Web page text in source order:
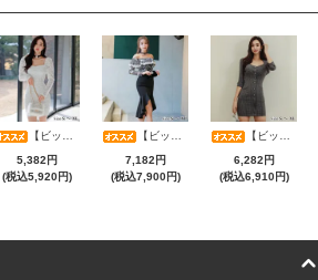
【ビッグサマーセール対象品】ラグジュアリーオーナメントレースパフスリーブワンピース(キャバドレス・CABARETDRESS)
5,382円
(税込5,920円)
【ビッグサマーセール対象品】総レースオフショルブラウス×ハイウエストマーメイドスカートセットアップ(キャバドレス・CABARETDRESS)
7,182円
(税込7,900円)
【ビッグサマーセール対象品】スーツライク素材で魅せる知的な大人ストライプタイトワンピース(キャバドレス・CABARETDRESS)
6,282円
(税込6,910円)